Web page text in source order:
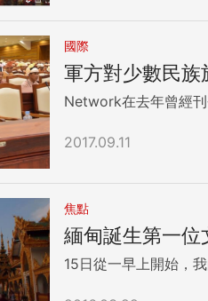
國際
軍方對少數民族
Network在去年曾經
2017.09.11
焦點
緬甸誕生第一位
15日從一早上開始，